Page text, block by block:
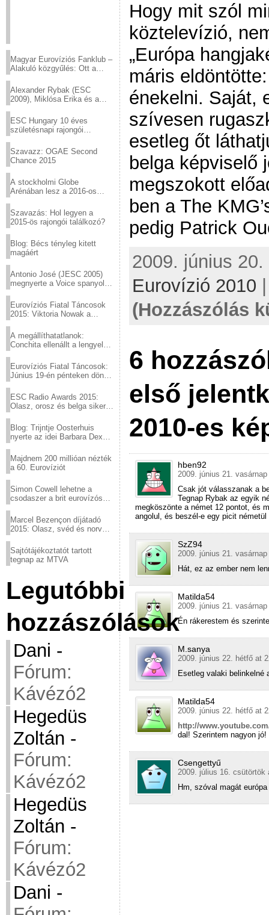
Magyar Eurovíziós Fanklub –
Alakuló közgyűlés: Ott a
Alexander Rybak (ESC
2009), Miklósa Erika és a
sztárjai a Margitszigeten
ESC Hungary 10 éves
születésnapi rajongói
Szavazz: OGAE Second
Chance 2015
A stockholmi Globe
Arénában lesz a 2016-os
Szavazás: Hol legyen a
2015-ös rajongói találkozó?
Blog: Bécs tényleg kitett
magáért
Antonio José (JESC 2005)
megnyerte a Voice spanyol
Eurovíziós Fiatal Táncosok
2015: Viktoria Nowak a
A megállíthatatlanok:
Conchita ellenállt a lengyel
Eurovíziós Fiatal Táncosok:
Június 19-én pénteken döntő
ESC Radio Awards 2015:
Olasz, orosz és belga siker,
Blog: Trijntje Oosterhuis
nyerte az idei Barbara Dex
Majdnem 200 millióan nézték
a 60. Eurovíziót
Simon Cowell lehetne a
csodaszer a brit eurovízós
Marcel Bezençon díjátadó
2015: Olasz, svéd és norvég
Sajtótájékoztatót tartott
tegnap az MTVA
Legutóbbi
hozzászólások
Dani -
Fórum:
Kávézó2
Hegedüs
Zoltán -
Fórum:
Kávézó2
Hegedüs
Zoltán -
Fórum:
Kávézó2
Dani -
Hogy mit szól
köztelevízió,
„Európa
máris
énekelni. Saját,
szívesen
esetleg őt
belga képviselő
megszokott
ben a The
pedig Patrick
2009. június
Eurovízió 2010
(Hozzászólás
6
első
2010-es
hben92
2009. június 21.
Csak jót válasszanak a
Tegnap Rybak az egyik
megköszönte a német 12 pontot, és
angolul, és beszél-e egy picit
SzZ94
2009. június 21.
Hát, ez az ember nem
Matilda54
2009. június 21.
Én rákerestem és
M.sanya
2009. június 22. hétfő at
Esetleg valaki belinkelné
Matilda54
2009. június 22. hétfő at
http://
dal! Szerintem nagyon jó!
Csengettyű
2009. július 16. csütörtök
Hm, szóval magát